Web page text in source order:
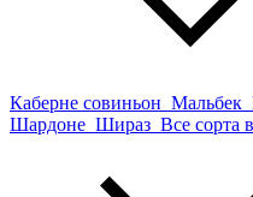
Каберне совиньон Мальбек
Шардоне Шираз Все сорта